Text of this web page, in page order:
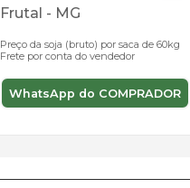
Frutal - MG
Preço da soja (bruto) por saca de 60kg
Frete por conta do vendedor
WhatsApp do COMPRADOR